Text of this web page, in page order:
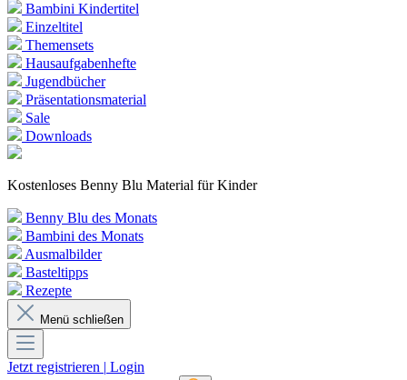
Bambini Kindertitel
Einzeltitel
Themensets
Hausaufgabenhefte
Jugendbücher
Präsentationsmaterial
Sale
Downloads
Kostenloses Benny Blu Material für Kinder
Benny Blu des Monats
Bambini des Monats
Ausmalbilder
Basteltipps
Rezepte
Menü schließen
Jetzt registrieren | Login